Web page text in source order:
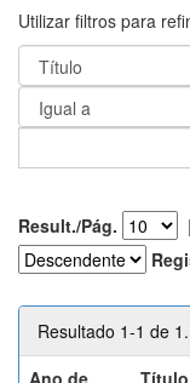
Utilizar filtros para
Result./Pág. |
Resultado 1-1 de 1.
Ano de
Título